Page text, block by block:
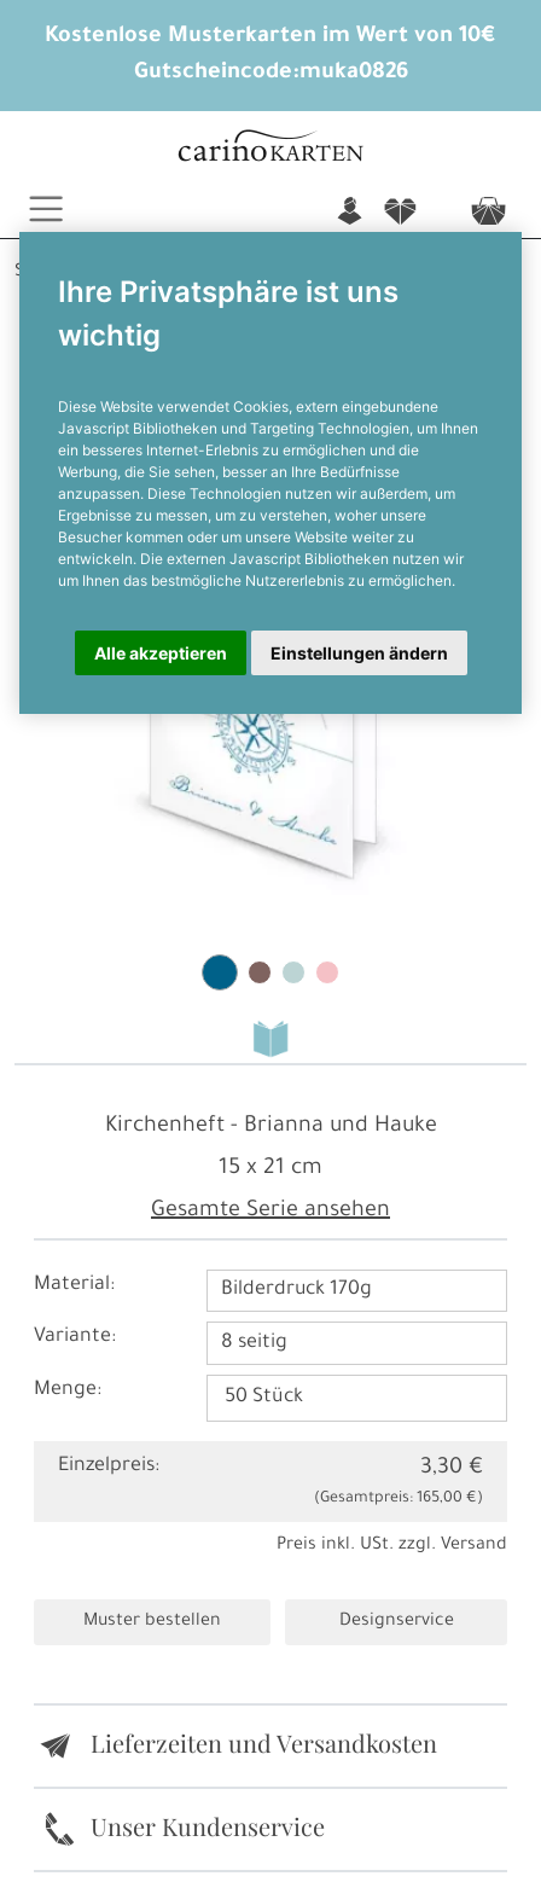
Kostenlose Musterkarten im Wert von 10€
Gutscheincode:muka0826
Ihre Privatsphäre ist uns
wichtig
Diese Website verwendet Cookies, extern eingebundene
Javascript Bibliotheken und Targeting Technologien, um Ihnen
ein besseres Internet-Erlebnis zu ermöglichen und die
Werbung, die Sie sehen, besser an Ihre Bedürfnisse
anzupassen. Diese Technologien nutzen wir außerdem, um
Ergebnisse zu messen, um zu verstehen, woher unsere
Besucher kommen oder um unsere Website weiter zu
entwickeln. Die externen Javascript Bibliotheken nutzen wir
um Ihnen das bestmögliche Nutzererlebnis zu ermöglichen.
Alle akzeptieren Einstellungen ändern
n f c
Startseite
Brianna und Hauke
8 oder 12 seitig
Maritimes Kirchenheft zur Hochzeit
Kirchenheft - Brianna und Hauke
Gesamte Serie ansehen
15 x 21 cm
Material: Bilderdruck 170g
Variante: 8 seitig
Menge:
Einzelpreis: 3,30 €
(Gesamtpreis: 165,00 € )
Preis inkl. USt. zzgl. Versand
Muster bestellen Designservice
e Lieferzeiten und Versandkosten
k Unser Kundenservice